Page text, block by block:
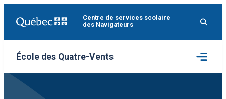
Centre de services scolaire
des Navigateurs
École des Quatre-Vents
Ouvrir
le
menu